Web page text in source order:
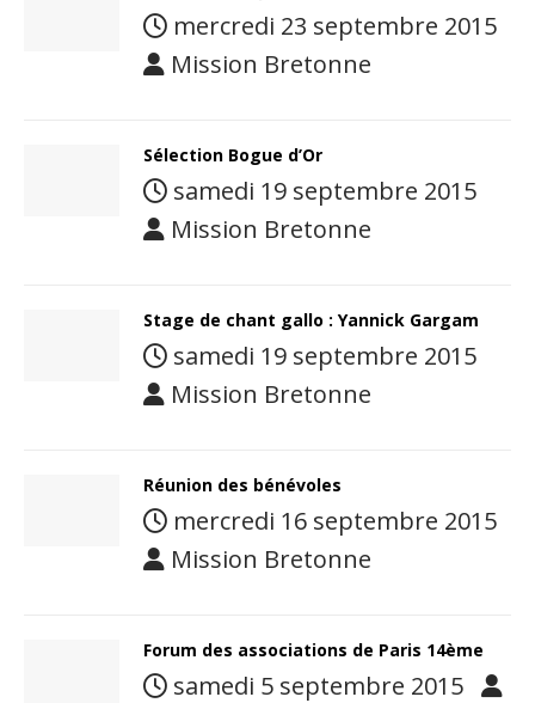
mercredi 23 septembre 2015
Mission Bretonne
Sélection Bogue d’Or
samedi 19 septembre 2015
Mission Bretonne
Stage de chant gallo : Yannick Gargam
samedi 19 septembre 2015
Mission Bretonne
Réunion des bénévoles
mercredi 16 septembre 2015
Mission Bretonne
Forum des associations de Paris 14ème
samedi 5 septembre 2015